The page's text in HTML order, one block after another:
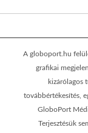
A globoport.hu
grafikai
kizárólagos
továbbértékesítés,
GloboPort
Terjesztésük